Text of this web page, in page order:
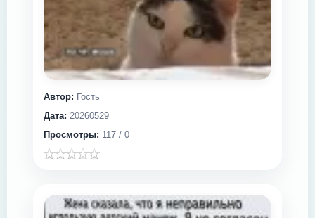
Автор: Гость
Дата: 20260529
Просмотры: 117 / 0